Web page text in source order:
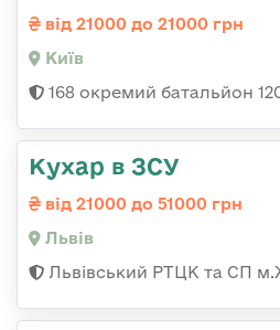
від 21000 до 21000 грн
Київ
168 окремий батальйон
Кухар в ЗСУ
від 21000 до 51000 грн
Львів
Львівський РТЦК та СП